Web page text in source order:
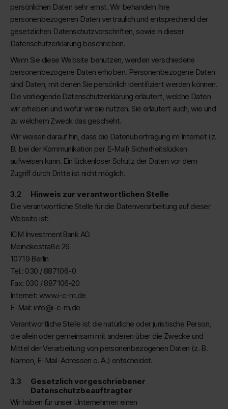
persönlichen Daten sehr ernst. Wir behandeln Ihre
personenbezogenen Daten vertraulich und entsprechend der
gesetzlichen Datenschutzvorschriften, sowie in dieser
Datenschutzerklärung beschrieben.
Wenn Sie diese Website benutzen, werden verschiedene
personenbezogene Daten erhoben. Personenbezogene Daten
sind Daten, mit denen Sie persönlich identifiziert werden können.
Die vorliegende Datenschutzerklärung erläutert, welche Daten
wir erheben und wofür wir sie nutzen. Sie erläutert auch, wie und
zu welchem Zweck das geschieht.
Wir weisen darauf hin, dass die Datenübertragung im Internet (z.
B. bei der Kommunikation per E-Mail) Sicherheitslücken
aufweisen kann. Ein lückenloser Schutz der Daten vor dem
Zugriff durch Dritte ist nicht möglich.
Hinweis zur verantwortlichen Stelle
Die verantwortliche Stelle für die Datenverarbeitung auf dieser
Website ist:
ICM InvestmentBank AG
Meinekestraße 26
10719 Berlin
Tel.: 030 / 887106-0
Fax: 030 / 887106-20
Internet: www.i-c-m.de
E-Mail: info@i-c-m.de
Verantwortliche Stelle ist die natürliche oder juristische Person,
die allein oder gemeinsam mit anderen über die Zwecke und
Mittel der Verarbeitung von personenbezogenen Daten (z. B.
Namen, E-Mail-Adressen o. Ä.) entscheidet.
Gesetzlich vorgeschriebener
Datenschutzbeauftragter
Wir haben für unser Unternehmen einen